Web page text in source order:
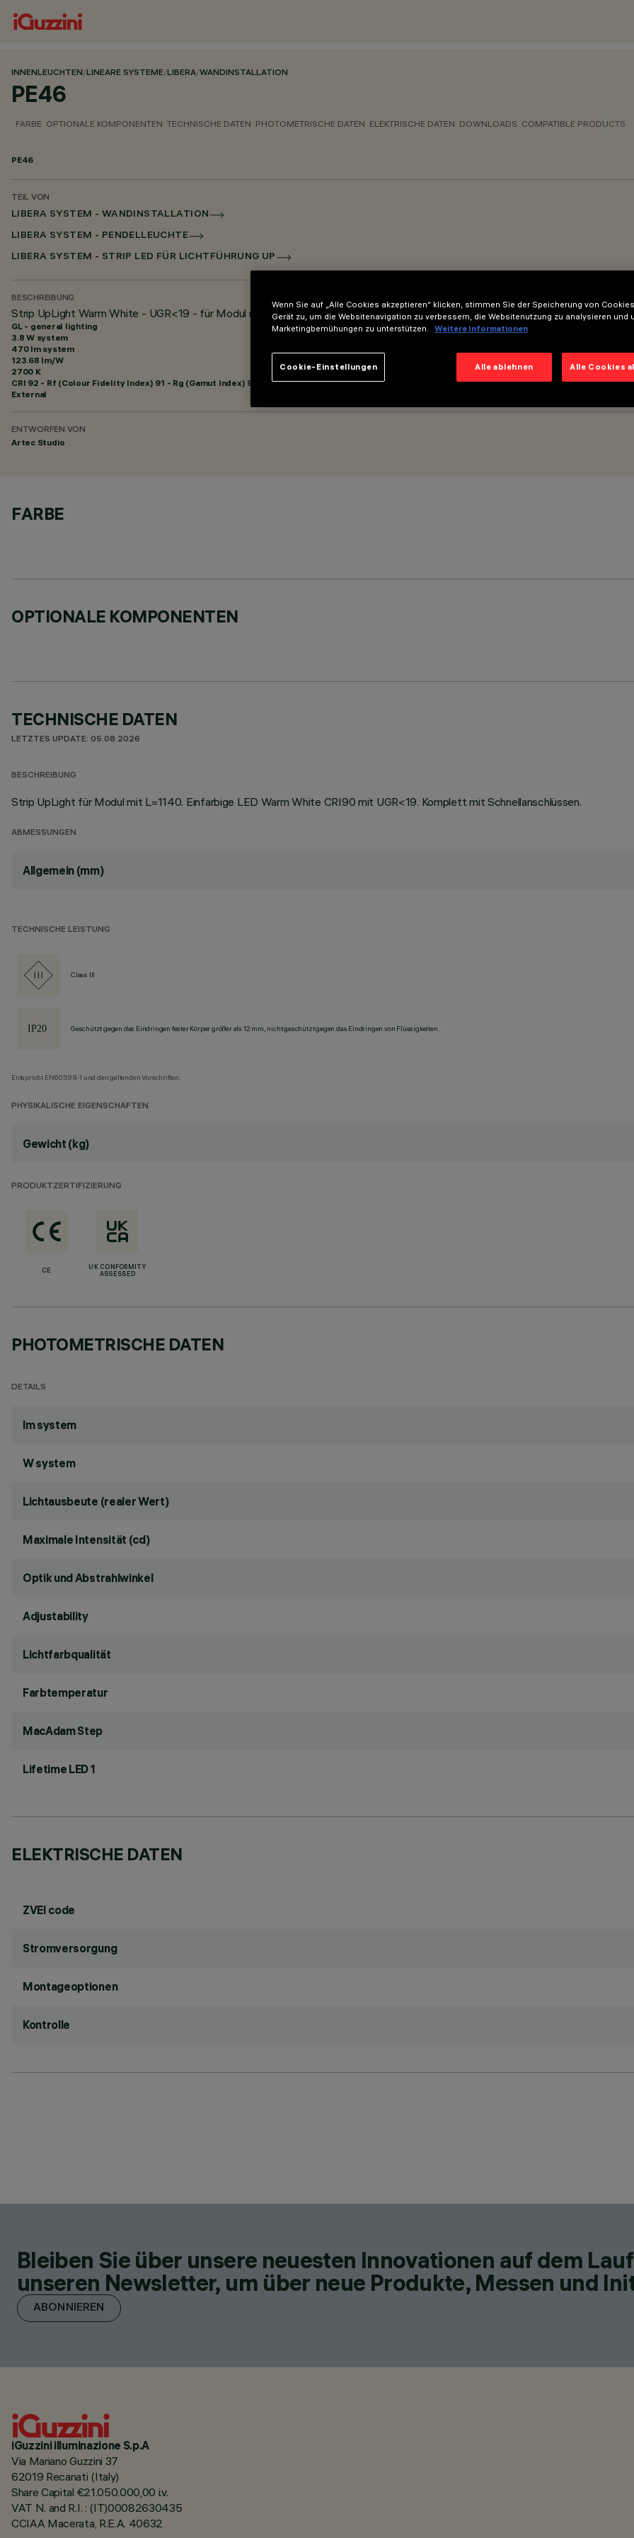
INNENLEUCHTEN/LINEARE SYSTEME/LIBERA/WANDINSTALLATION
PE46
FARBE OPTIONALE KOMPONENTEN TECHNISCHE DATEN PHOTOMETRISCHE DATEN ELEKTRISCHE DATEN DOWNLOADS COMPATIBLE PRODUCTS
PE46
TEIL VON
LIBERA SYSTEM - WANDINSTALLATION
LIBERA SYSTEM - PENDELLEUCHTE
LIBERA SYSTEM - STRIP LED FÜR LICHTFÜHRUNG UP
BESCHREIBUNG
Strip UpLight Warm White - UGR<19 - für Modul mit L=1140
GL - general lighting
3.8 W system
470 lm system
123.68 lm/W
2700 K
CRI 92 - Rf (Colour Fidelity Index) 91 - Rg (Gamut Index) 97
External
ENTWORFEN VON
Artec Studio
FARBE
OPTIONALE KOMPONENTEN
TECHNISCHE DATEN
LETZTES UPDATE: 05.08.2026
BESCHREIBUNG
Strip UpLight für Modul mit L=1140. Einfarbige LED Warm White CRI90 mit UGR<19. Komplett mit Schnellanschlüssen.
ABMESSUNGEN
Allgemein (mm)
TECHNISCHE LEISTUNG
Class III
Geschützt gegen das Eindringen fester Körper größer als 12 mm, nicht geschützt gegen das Eindringen von Flüssigkeiten.
Entspricht EN60598-1 und den geltenden Vorschriften.
PHYSIKALISCHE EIGENSCHAFTEN
Gewicht (kg)
PRODUKTZERTIFIZIERUNG
CE
UK CONFORMITY
ASSESSED
PHOTOMETRISCHE DATEN
DETAILS
lm system
W system
Lichtausbeute (realer Wert)
Maximale Intensität (cd)
Optik und Abstrahlwinkel
Adjustability
Lichtfarbqualität
Farbtemperatur
MacAdam Step
Lifetime LED 1
ELEKTRISCHE DATEN
ZVEI code
Stromversorgung
Montageoptionen
Kontrolle
Bleiben Sie über unsere neuesten Innovationen auf dem
unseren Newsletter, um über neue Produkte, Messen und
ABONNIEREN
iGuzzini illuminazione S.p.A
Via Mariano Guzzini 37
62019 Recanati (Italy)
Share Capital €21.050.000,00 i.v.
VAT N. and R.I. : (IT)00082630435
CCIAA Macerata, R.E.A. 40632
Wenn Sie auf „Alle Cookies akzeptieren“ klicken, stimmen Sie der Speicherung von
Gerät zu, um die Websitenavigation zu verbessern, die Websitenutzung zu analysieren und
Marketingbemühungen zu unterstützen.
Weitere Informationen
Alle ablehnen Alle Cookies
Cookie-Einstellungen